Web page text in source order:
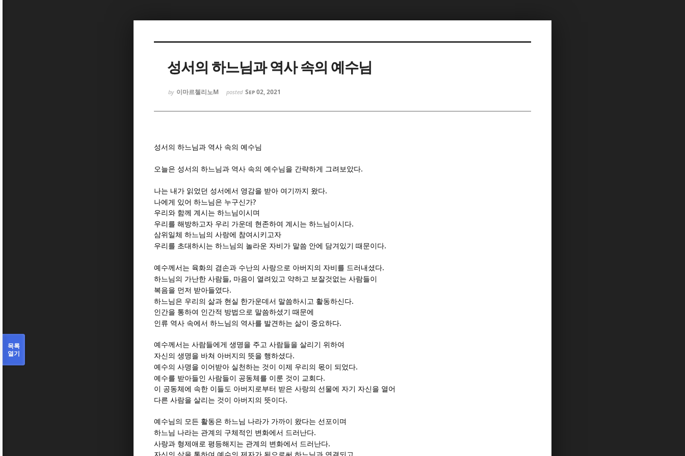
성서의 하느님과 역사 속의 예수님
by 이마르첼리노M posted Sep 02, 2021
성서의 하느님과 역사 속의 예수님
오늘은 성서의 하느님과 역사 속의 예수님을 간략하게 그려보았다.
나는 내가 읽었던 성서에서 영감을 받아 여기까지 왔다.
나에게 있어 하느님은 누구신가?
우리와 함께 계시는 하느님이시며
우리를 해방하고자 우리 가운데 현존하여 계시는 하느님이시다.
삼위일체 하느님의 사랑에 참여시키고자
우리를 초대하시는 하느님의 놀라운 자비가 말씀 안에 담겨있기 때문이다.
예수께서는 육화의 겸손과 수난의 사랑으로 아버지의 자비를 드러내셨다.
하느님의 가난한 사람들, 마음이 열려있고 약하고 보잘것없는 사람들이
복음을 먼저 받아들였다.
하느님은 우리의 삶과 현실 한가운데서 말씀하시고 활동하신다.
인간을 통하여 인간적 방법으로 말씀하셨기 때문에
인류 역사 속에서 하느님의 역사를 발견하는 삶이 중요하다.
예수께서는 사람들에게 생명을 주고 사람들을 살리기 위하여
자신의 생명을 바쳐 아버지의 뜻을 행하셨다.
예수의 사명을 이어받아 실천하는 것이 이제 우리의 몫이 되었다.
예수를 받아들인 사람들이 공동체를 이룬 것이 교회다.
이 공동체에 속한 이들도 아버지로부터 받은 사랑의 선물에 자기 자신을 열어
다른 사람을 살리는 것이 아버지의 뜻이다.
예수님의 모든 활동은 하느님 나라가 가까이 왔다는 선포이며
하느님 나라는 관계의 구체적인 변화에서 드러난다.
사랑과 형제애로 평등해지는 관계의 변화에서 드러난다.
목록
열기
Sketchbook5, 스케치북5
Sketchbook5, 스케치북5